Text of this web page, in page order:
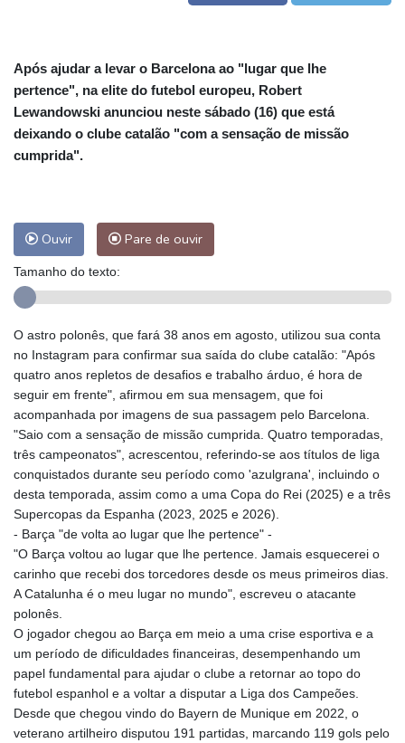
Após ajudar a levar o Barcelona ao "lugar que lhe
pertence", na elite do futebol europeu, Robert
Lewandowski anunciou neste sábado (16) que está
deixando o clube catalão "com a sensação de missão
cumprida".
Ouvir Pare de ouvir
Tamanho do texto:
O astro polonês, que fará 38 anos em agosto, utilizou sua conta
no Instagram para confirmar sua saída do clube catalão: "Após
quatro anos repletos de desafios e trabalho árduo, é hora de
seguir em frente", afirmou em sua mensagem, que foi
acompanhada por imagens de sua passagem pelo Barcelona.
"Saio com a sensação de missão cumprida. Quatro temporadas,
três campeonatos", acrescentou, referindo-se aos títulos de liga
conquistados durante seu período como 'azulgrana', incluindo o
desta temporada, assim como a uma Copa do Rei (2025) e a três
Supercopas da Espanha (2023, 2025 e 2026).
- Barça "de volta ao lugar que lhe pertence" -
"O Barça voltou ao lugar que lhe pertence. Jamais esquecerei o
carinho que recebi dos torcedores desde os meus primeiros dias.
A Catalunha é o meu lugar no mundo", escreveu o atacante
polonês.
O jogador chegou ao Barça em meio a uma crise esportiva e a
um período de dificuldades financeiras, desempenhando um
papel fundamental para ajudar o clube a retornar ao topo do
futebol espanhol e a voltar a disputar a Liga dos Campeões.
Desde que chegou vindo do Bayern de Munique em 2022, o
veterano artilheiro disputou 191 partidas, marcando 119 gols pelo